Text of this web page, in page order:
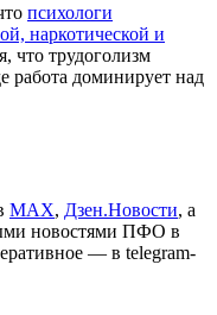
психологи
наркотической и
что трудоголизм
работа доминирует над
МАХ, Дзен.Новости, а
новостями ПФО в
— в telegram-